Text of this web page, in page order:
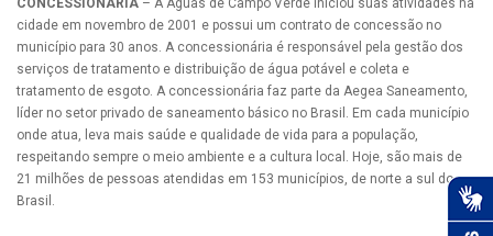
CONCESSIONÁRIA – A Águas de Campo Verde iniciou suas atividades na
cidade em novembro de 2001 e possui um contrato de concessão no
município para 30 anos. A concessionária é responsável pela gestão dos
serviços de tratamento e distribuição de água potável e coleta e
tratamento de esgoto. A concessionária faz parte da Aegea Saneamento,
líder no setor privado de saneamento básico no Brasil. Em cada município
onde atua, leva mais saúde e qualidade de vida para a população,
respeitando sempre o meio ambiente e a cultura local. Hoje, são mais de
21 milhões de pessoas atendidas em 153 municípios, de norte a sul do
Brasil.